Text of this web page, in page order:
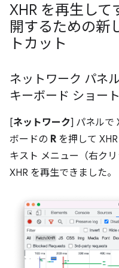
XHR を再生して
開するための新
トカット
ネットワーク パネ
キーボード ショー
[ネットワーク] パネルで
ボードの R を押して
キスト メニュー（右ク
XHR を再生できました。